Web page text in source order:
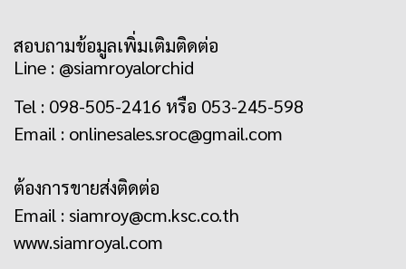
สอบถามข้อมูลเพิ่มเติมติดต่อ
Line : @siamroyalorchid
Tel : 098-505-2416 หรือ 053-245-598
Email : onlinesales.sroc@gmail.com
ต้องการขายส่งติดต่อ
Email : siamroy@cm.ksc.co.th
www.siamroyal.com